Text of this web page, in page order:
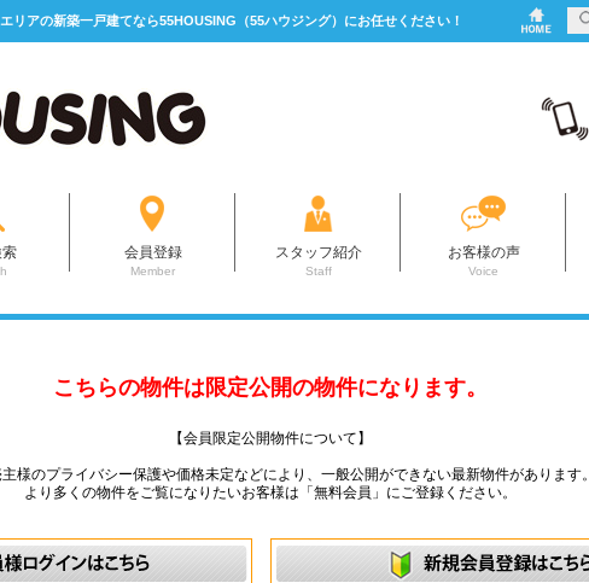
アの新築一戸建てなら55HOUSING（55ハウジング）にお任せください！
会員登録
Member
スタッフ紹介
Staff
お客様の声
Voice
こちらの物件は限定公開の物件になります。
【会員限定公開物件について】
様のプライバシー保護や価格未定などにより、一般公開ができない最新物件があります。
より多くの物件をご覧になりたいお客様は「無料会員」にご登録ください。